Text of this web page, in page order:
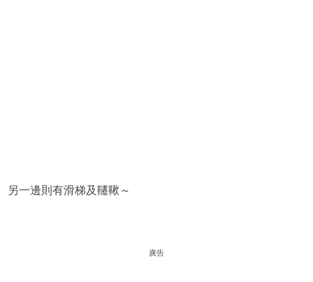
另一邊則有滑梯及韆鞦～
廣告